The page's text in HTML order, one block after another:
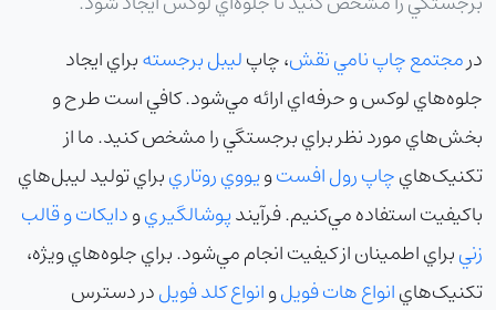
درمجتمع چاپ نامي نقش، چاپليبل برجستهبراي ايجاد
جلوه‌هاي لوکس و حرفه‌اي ارائه مي‌شود. کافي است طرح و
بخش‌هاي مورد نظر براي برجستگي را مشخص کنيد. ما از
تکنيک‌هايچاپ رول افستويووي روتاريبراي توليد ليبل‌هاي
باکيفيت استفاده مي‌کنيم. فرآيندپوشالگيريودايکات و قالب
زنيبراي اطمينان از کيفيت انجام مي‌شود. براي جلوه‌هاي ويژه،
تکنيک‌هايانواع هات فويلوانواع کلد فويلدر دسترس